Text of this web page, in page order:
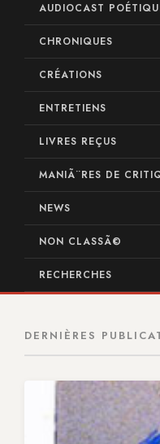
AUDIOCAST
CHRONIQUES
CRÉATIONS
ENTRETIENS
LIVRES REÇUS
MANIÃ¨RES DE
NEWS
NON CLASSÃ©
RECHERCHES
DERNIÈRES